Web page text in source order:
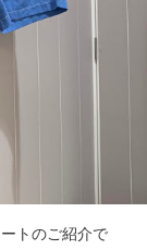
トのご紹介で